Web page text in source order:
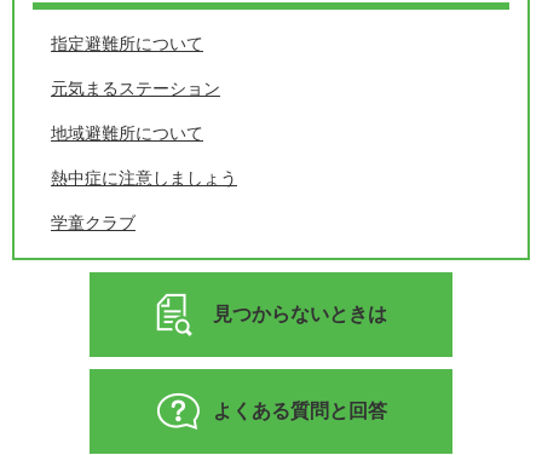
指定避難所について
元気まるステーション
地域避難所について
熱中症に注意しましょう
学童クラブ
見つからないときは
よくある質問と回答